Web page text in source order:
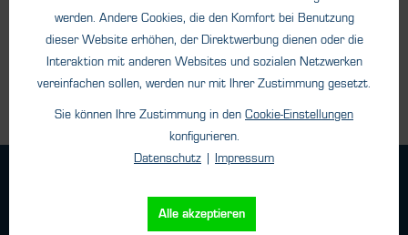
Details
werden. Andere Cookies, die den Komfort bei Benutzung
dieser Website erhöhen, der Direktwerbung dienen oder die
Interaktion mit anderen Websites und sozialen Netzwerken
vereinfachen sollen, werden nur mit Ihrer Zustimmung gesetzt.
Sie können Ihre Zustimmung in den Cookie-Einstellungen
konfigurieren.
Datenschutz | Impressum
Alle akzeptieren